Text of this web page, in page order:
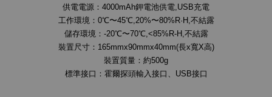
供電電源：4000mAh鉀電池供電,USB充電
工作環境：0℃〜45℃,20%〜80%R·H,不結露
儲存環境：-20℃〜70℃,<85%R-H,不結露
裝置尺寸：165mmx90mmx40mm(長x寬X高)
裝置質量：約500g
標準接口：霍爾探頭輸入接口、USB接口